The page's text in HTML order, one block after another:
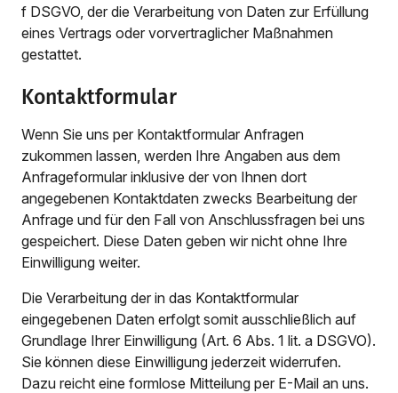
f DSGVO, der die Verarbeitung von Daten zur Erfüllung
eines Vertrags oder vorvertraglicher Maßnahmen
gestattet.
Kontaktformular
Wenn Sie uns per Kontaktformular Anfragen
zukommen lassen, werden Ihre Angaben aus dem
Anfrageformular inklusive der von Ihnen dort
angegebenen Kontaktdaten zwecks Bearbeitung der
Anfrage und für den Fall von Anschlussfragen bei uns
gespeichert. Diese Daten geben wir nicht ohne Ihre
Einwilligung weiter.
Die Verarbeitung der in das Kontaktformular
eingegebenen Daten erfolgt somit ausschließlich auf
Grundlage Ihrer Einwilligung (Art. 6 Abs. 1 lit. a DSGVO).
Sie können diese Einwilligung jederzeit widerrufen.
Dazu reicht eine formlose Mitteilung per E-Mail an uns.